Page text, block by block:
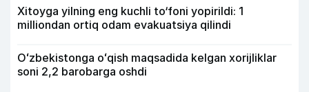
Xitoyga yilning eng kuchli to‘foni yopirildi: 1
milliondan ortiq odam evakuatsiya qilindi
Oʻzbekistonga oʻqish maqsadida kelgan xorijliklar
soni 2,2 barobarga oshdi